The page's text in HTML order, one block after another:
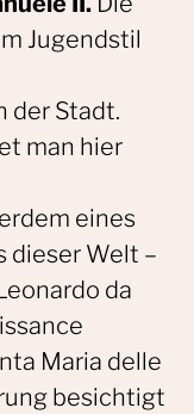
Jugendstil
der Stadt.
man hier
eines
dieser Welt –
da
Maria delle
besichtigt